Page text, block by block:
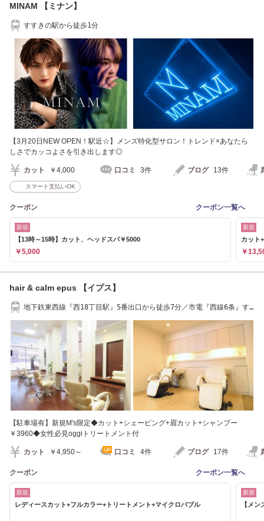
MINAM 【ミナン】
すすきの駅から徒歩1分
【3月20日NEW OPEN！駅近☆】メンズ特化型サロン！トレンド×あなたら
しさでカッコよさを引き出します◎
カット ￥4,000 口コミ 3件 ブログ 13件
スマート支払いOK
クーポン クーポン一覧へ
新規
【13時～15時】カット、ヘッドスパ￥5000
￥5,000
新規
カット
￥
hair & calm epus 【イプス】
地下鉄東西線『西18丁目駅』5番出口から徒歩7分／市電『西線6条』す
【駐車場有】新規M's限定◆カット+シェービング+眉カット+シャンプー
￥3960◆女性必見oggiトリートメント付
カット ￥4,950～ 口コミ 4件 ブログ 17件
クーポン クーポン一覧へ
新規
レディースカット+フルカラー+トリートメント+マイクロバブル
新規
【メ